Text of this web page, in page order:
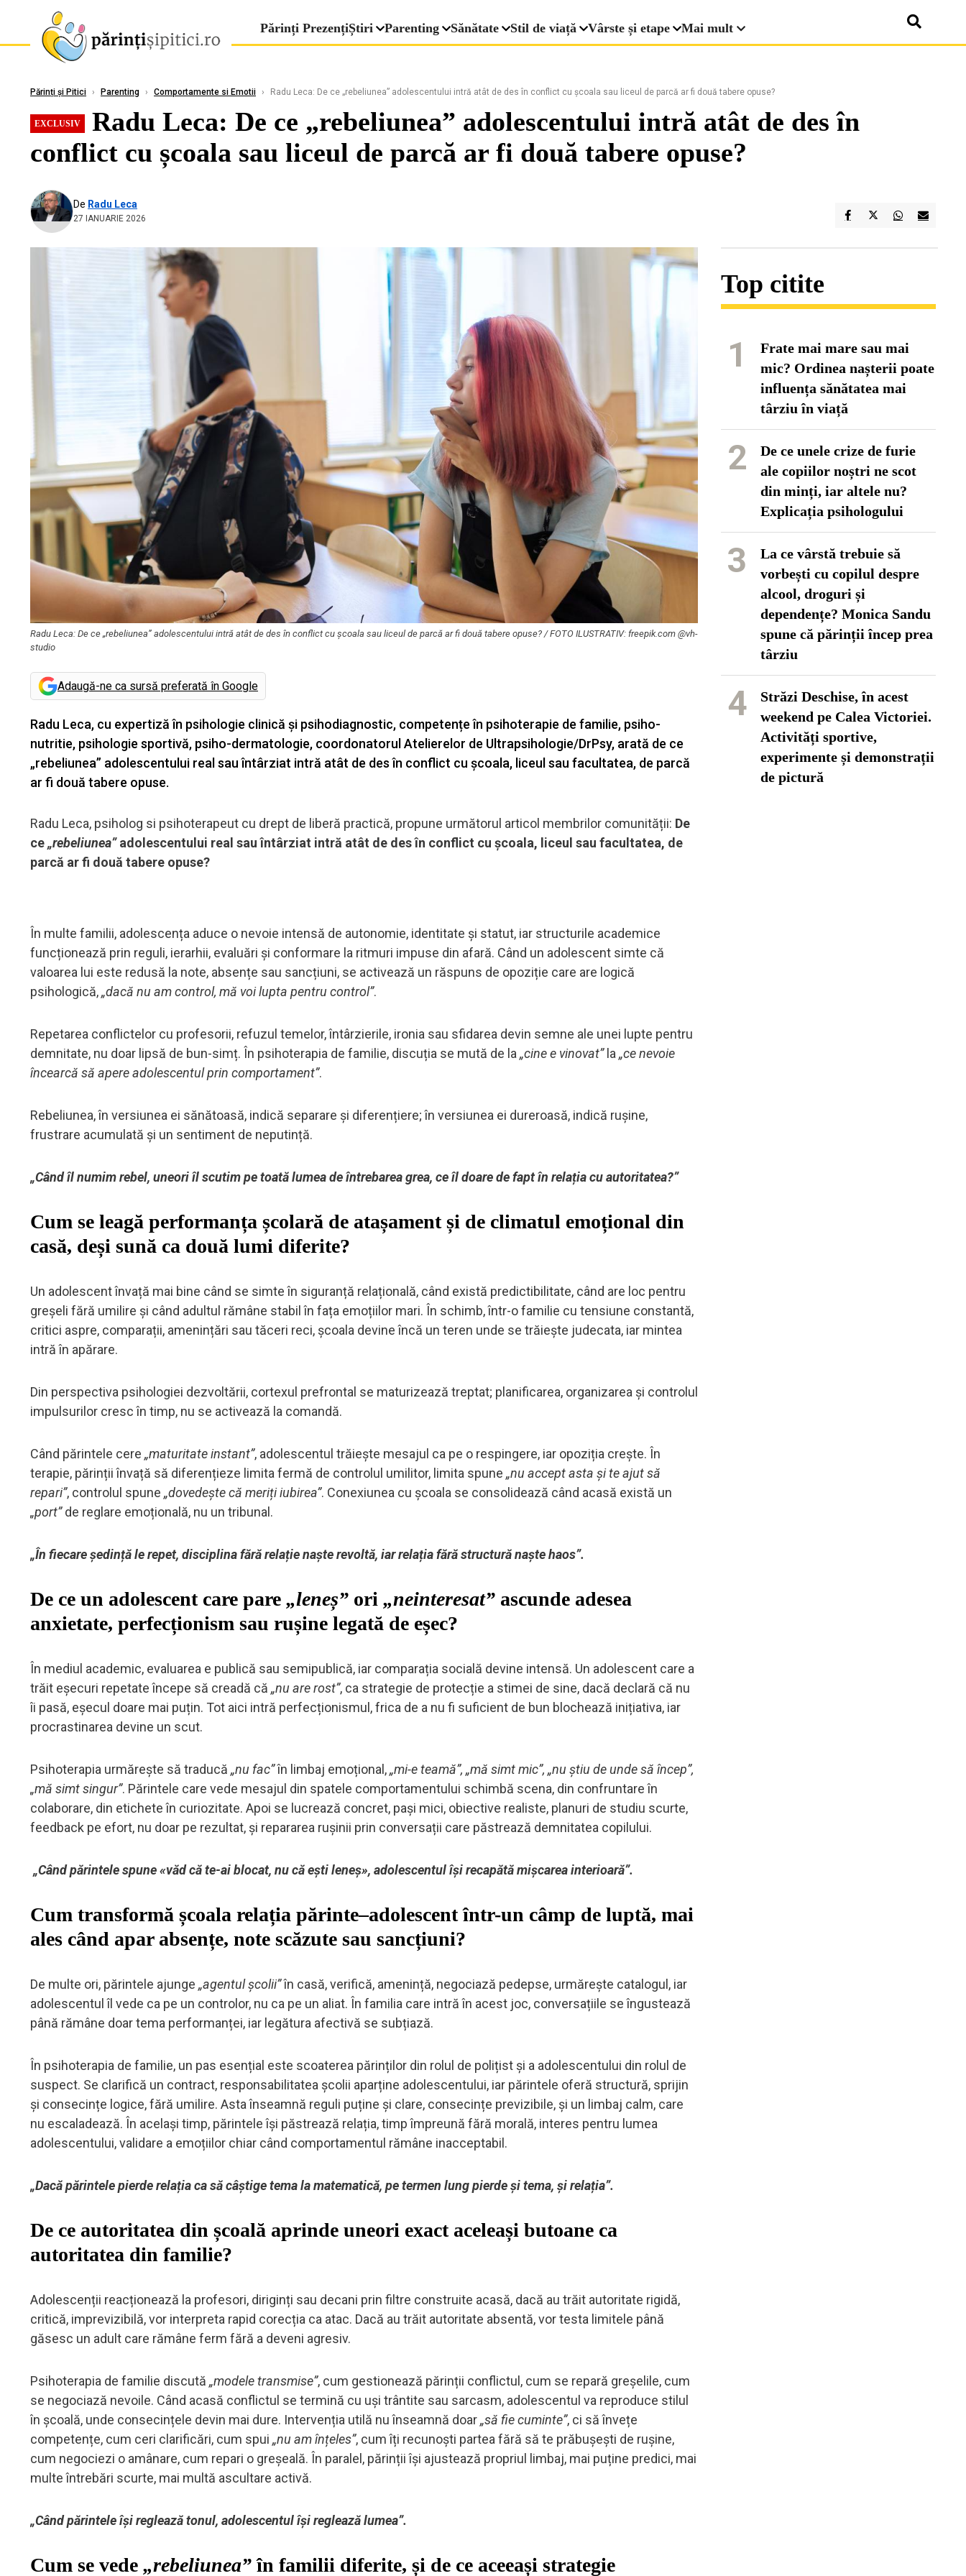
Părinți PrezențiȘtiri Parenting Sănătate Stil de viață Vârste și etape Mai mult
Părinți și Pitici › Parenting › Comportamente si Emotii › Radu Leca: De ce „rebeliunea” adolescentului intră atât de des în conflict cu școala sau liceul de parcă ar fi două tabere opuse?
EXCLUSIV
Radu Leca: De ce „rebeliunea” adolescentului intră atât de des în
conflict cu școala sau liceul de parcă ar fi două tabere opuse?
De Radu Leca
27 IANUARIE 2026
Radu Leca: De ce „rebeliunea” adolescentului intră atât de des în conflict cu școala sau liceul de parcă ar fi două tabere opuse? / FOTO ILUSTRATIV: freepik.com @vh-
studio
Adaugă-ne ca sursă preferată în Google
Radu Leca, cu expertiză în psihologie clinică și psihodiagnostic, competențe în psihoterapie de familie, psiho-
nutritie, psihologie sportivă, psiho-dermatologie, coordonatorul Atelierelor de Ultrapsihologie/DrPsy, arată de ce
„rebeliunea” adolescentului real sau întârziat intră atât de des în conflict cu școala, liceul sau facultatea, de parcă
ar fi două tabere opuse.
Radu Leca, psiholog si psihoterapeut cu drept de liberă practică, propune următorul articol membrilor comunității: De
ce„rebeliunea”adolescentului real sau întârziat intră atât de des în conflict cu școala, liceul sau facultatea, de
parcă ar fi două tabere opuse?
În multe familii, adolescența aduce o nevoie intensă de autonomie, identitate și statut, iar structurile academice
funcționează prin reguli, ierarhii, evaluări și conformare la ritmuri impuse din afară. Când un adolescent simte că
valoarea lui este redusă la note, absențe sau sancțiuni, se activează un răspuns de opoziție care are logică
psihologică,„dacă nu am control, mă voi lupta pentru control”.
Repetarea conflictelor cu profesorii, refuzul temelor, întârzierile, ironia sau sfidarea devin semne ale unei lupte pentru
demnitate, nu doar lipsă de bun-simț. În psihoterapia de familie, discuția se mută de la „cine e vinovat”la „ce nevoie
încearcă să apere adolescentul prin comportament”.
Rebeliunea, în versiunea ei sănătoasă, indică separare și diferențiere; în versiunea ei dureroasă, indică rușine,
frustrare acumulată și un sentiment de neputință.
„Când îl numim rebel, uneori îl scutim pe toată lumea de întrebarea grea, ce îl doare de fapt în relația cu autoritatea?”
Cum se leagă performanța școlară de atașament și de climatul emoțional din
casă, deși sună ca două lumi diferite?
Un adolescent învață mai bine când se simte în siguranță relațională, când există predictibilitate, când are loc pentru
greșeli fără umilire și când adultul rămâne stabil în fața emoțiilor mari. În schimb, într-o familie cu tensiune constantă,
critici aspre, comparații, amenințări sau tăceri reci, școala devine încă un teren unde se trăiește judecata, iar mintea
intră în apărare.
Din perspectiva psihologiei dezvoltării, cortexul prefrontal se maturizează treptat; planificarea, organizarea și controlul
impulsurilor cresc în timp, nu se activează la comandă.
Când părintele cere „maturitate instant”, adolescentul trăiește mesajul ca pe o respingere, iar opoziția crește. În
terapie, părinții învață să diferențieze limita fermă de controlul umilitor, limita spune „nu accept asta și te ajut să
repari”, controlul spune „dovedește că meriți iubirea”. Conexiunea cu școala se consolidează când acasă există un
„port”de reglare emoțională, nu un tribunal.
„În fiecare ședință le repet, disciplina fără relație naște revoltă, iar relația fără structură naște haos”.
De ce un adolescent care pare „leneș” ori „neinteresat” ascunde adesea
anxietate, perfecționism sau rușine legată de eșec?
În mediul academic, evaluarea e publică sau semipublică, iar comparația socială devine intensă. Un adolescent care a
trăit eșecuri repetate începe să creadă că „nu are rost”, ca strategie de protecție a stimei de sine, dacă declară că nu
îi pasă, eșecul doare mai puțin. Tot aici intră perfecționismul, frica de a nu fi suficient de bun blochează inițiativa, iar
procrastinarea devine un scut.
Psihoterapia urmărește să traducă „nu fac”în limbaj emoțional,„mi-e teamă”, „mă simt mic”, „nu știu de unde să încep”,
„mă simt singur”. Părintele care vede mesajul din spatele comportamentului schimbă scena, din confruntare în
colaborare, din etichete în curiozitate. Apoi se lucrează concret, pași mici, obiective realiste, planuri de studiu scurte,
feedback pe efort, nu doar pe rezultat, și repararea rușinii prin conversații care păstrează demnitatea copilului.
„Când părintele spune «văd că te-ai blocat, nu că ești leneș», adolescentul își recapătă mișcarea interioară”.
Cum transformă școala relația părinte–adolescent într-un câmp de luptă, mai
ales când apar absențe, note scăzute sau sancțiuni?
De multe ori, părintele ajunge „agentul școlii”în casă, verifică, amenință, negociază pedepse, urmărește catalogul, iar
adolescentul îl vede ca pe un controlor, nu ca pe un aliat. În familia care intră în acest joc, conversațiile se îngustează
până rămâne doar tema performanței, iar legătura afectivă se subțiază.
În psihoterapia de familie, un pas esențial este scoaterea părinților din rolul de polițist și a adolescentului din rolul de
suspect. Se clarifică un contract, responsabilitatea școlii aparține adolescentului, iar părintele oferă structură, sprijin
și consecințe logice, fără umilire. Asta înseamnă reguli puține și clare, consecințe previzibile, și un limbaj calm, care
nu escaladează. În același timp, părintele își păstrează relația, timp împreună fără morală, interes pentru lumea
adolescentului, validare a emoțiilor chiar când comportamentul rămâne inacceptabil.
„Dacă părintele pierde relația ca să câștige tema la matematică, pe termen lung pierde și tema, și relația”.
De ce autoritatea din școală aprinde uneori exact aceleași butoane ca
autoritatea din familie?
Adolescenții reacționează la profesori, diriginți sau decani prin filtre construite acasă, dacă au trăit autoritate rigidă,
critică, imprevizibilă, vor interpreta rapid corecția ca atac. Dacă au trăit autoritate absentă, vor testa limitele până
găsesc un adult care rămâne ferm fără a deveni agresiv.
Psihoterapia de familie discută „modele transmise”, cum gestionează părinții conflictul, cum se repară greșelile, cum
se negociază nevoile. Când acasă conflictul se termină cu uși trântite sau sarcasm, adolescentul va reproduce stilul
în școală, unde consecințele devin mai dure. Intervenția utilă nu înseamnă doar„să fie cuminte”, ci să învețe
competențe, cum ceri clarificări, cum spui „nu am înțeles”, cum îți recunoști partea fără să te prăbușești de rușine,
cum negociezi o amânare, cum repari o greșeală. În paralel, părinții își ajustează propriul limbaj, mai puține predici, mai
multe întrebări scurte, mai multă ascultare activă.
„Când părintele își reglează tonul, adolescentul își reglează lumea”.
Cum se vede „rebeliunea”în familii diferite, și de ce aceeași strategie
Top citite
1
Frate mai mare sau mai
mic? Ordinea nașterii poate
influența sănătatea mai
târziu în viață
2
De ce unele crize de furie
ale copiilor noștri ne scot
din minți, iar altele nu?
Explicația psihologului
3
La ce vârstă trebuie să
vorbești cu copilul despre
alcool, droguri și
dependențe? Monica Sandu
spune că părinții încep prea
târziu
4
Străzi Deschise, în acest
weekend pe Calea Victoriei.
Activități sportive,
experimente și demonstrații
de pictură